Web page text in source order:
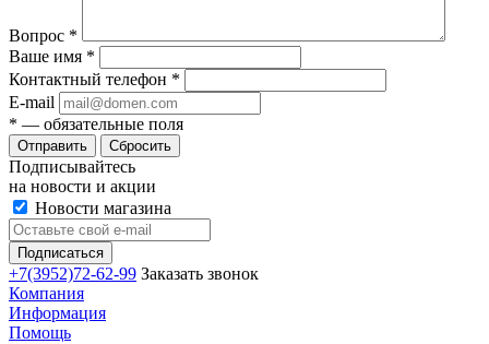
Вопрос *
Ваше имя *
Контактный телефон *
E-mail
* — обязательные поля
Сбросить
Подписывайтесь
на новости и акции
Новости магазина
+7(3952)72-62-99 Заказать звонок
Компания
Информация
Помощь